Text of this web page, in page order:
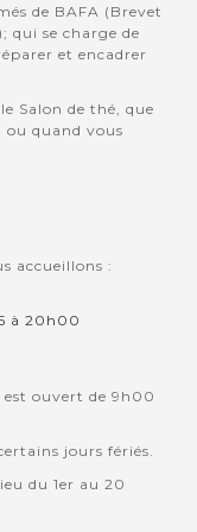
de BAFA (Brevet
qui se charge de
et encadrer
Salon de thé, que
ou quand vous
accueillons :
à 20h00
est ouvert de 9h00
jours fériés.
du 1er au 20